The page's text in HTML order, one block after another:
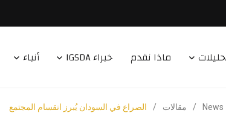
ماذا نقدم خبراء IGSDA أنباء
News
/ مقالات / الصراع في السودان يُبرز انقسام المجتمع